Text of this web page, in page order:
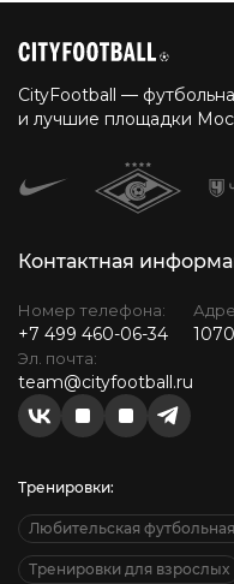
CityFootball —
и лучшие площадки
Контактная
Номер телефона:
+7 499 460-06-34
Эл. почта:
team@cityfootball.ru
Тренировки:
Любительская
Тренировки для взрослых